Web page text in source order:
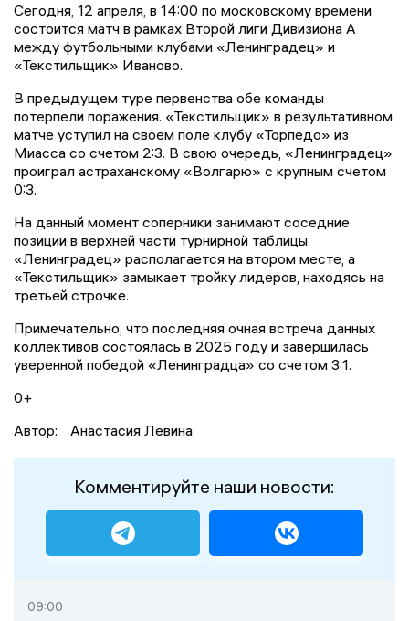
Сегодня, 12 апреля, в 14:00 по московскому времени
состоится матч в рамках Второй лиги Дивизиона А
между футбольными клубами «Ленинградец» и
«Текстильщик» Иваново.
В предыдущем туре первенства обе команды
потерпели поражения. «Текстильщик» в результативном
матче уступил на своем поле клубу «Торпедо» из
Миасса со счетом 2:3. В свою очередь, «Ленинградец»
проиграл астраханскому «Волгарю» с крупным счетом
0:3.
На данный момент соперники занимают соседние
позиции в верхней части турнирной таблицы.
«Ленинградец» располагается на втором месте, а
«Текстильщик» замыкает тройку лидеров, находясь на
третьей строчке.
Примечательно, что последняя очная встреча данных
коллективов состоялась в 2025 году и завершилась
уверенной победой «Ленинградца» со счетом 3:1.
0+
Автор:
Анастасия Левина
Комментируйте наши новости:
09:00